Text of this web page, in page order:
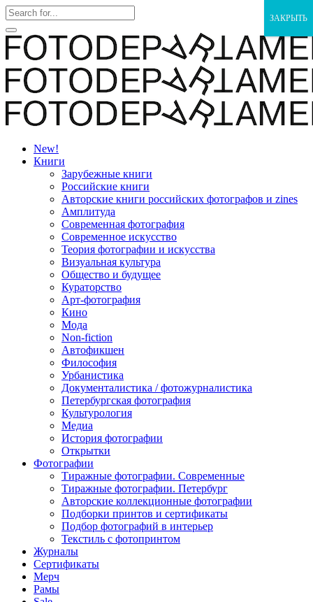
New!
Книги
Зарубежные книги
Российские книги
Авторские книги российских фотографов и zines
Амплитуда
Современная фотография
Современное искусство
Теория фотографии и искусства
Визуальная культура
Общество и будущее
Кураторство
Арт-фотография
Кино
Мода
Non-fiction
Автофикшен
Философия
Урбанистика
Документалистика / фотожурналистика
Петербургская фотография
Культурология
Медиа
История фотографии
Открытки
Фотографии
Тиражные фотографии. Современные
Тиражные фотографии. Петербург
Авторские коллекционные фотографии
Подборки принтов и сертификаты
Подбор фотографий в интерьер
Текстиль с фотопринтом
Журналы
Сертификаты
Мерч
Рамы
ЗАКРЫТЬ